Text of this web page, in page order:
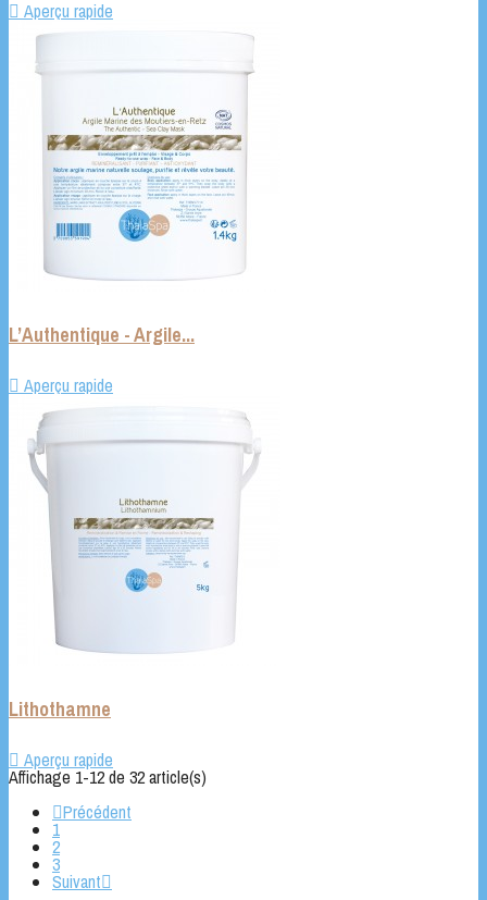
 Aperçu rapide
L’Authentique - Argile...
 Aperçu rapide
Lithothamne
 Aperçu rapide
Affichage 1-12 de 32 article(s)
Précédent
1
2
3
Suivant